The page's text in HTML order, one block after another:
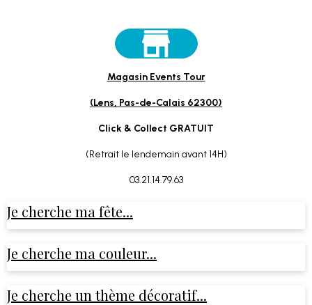
Magasin Events Tour
(Lens, Pas-de-Calais 62300)
Click & Collect GRATUIT
(Retrait le lendemain avant 14H)
03.21.14.79.63
Je cherche ma fête...
Je cherche ma couleur...
Je cherche un thème décoratif...